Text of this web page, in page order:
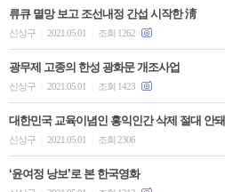
류큐 멸망 보고 조선내정 간섭 시작한 淸
신상구 2021.05.01 조회 1262
광무제 고종의 한성 광화문 개조사업
신상구 2021.05.01 조회 1423
대한민국 교육이념인 홍익인간 삭제 절대 안돼
신상구 2021.05.01 조회 2306
‘윤여정 낭보’로 본 한국영화